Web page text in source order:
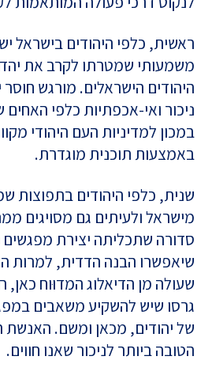
ראשית, כלפי היהודים בישראל
משמעותי שמטרתו לקרב את
היהודים הישראלים. מורגש חוסר
ניכור ואי-אכפתיות כלפי
במכון למדיניות העם היהודי
באמצעות תוכנית מוגדרת.
שנית, כלפי היהודים בתפוצות
מישראל ולעיתים גם מסויגים
סדורה שתכליתה יצירת מפגשים
שיאפשרו הבנה הדדית, למרות
שעולה מן הדיאלוג המדוּוח
גרסו שיש להשקיע משאבים
של יהודים, מכאן ומשם.
הטובה ביותר לניכור שאנו חווים.